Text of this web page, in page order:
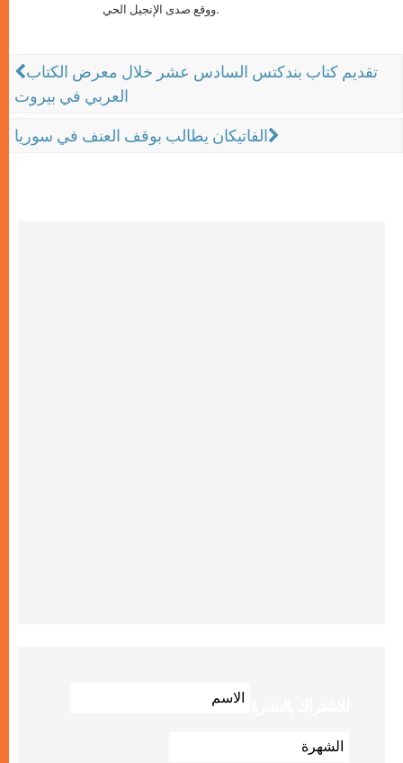
ووقع صدى الإنجيل الحي.
تقديم كتاب بندكتس السادس عشر خلال معرض الكتاب
العربي في بيروت
الفاتيكان يطالب بوقف العنف في سوريا